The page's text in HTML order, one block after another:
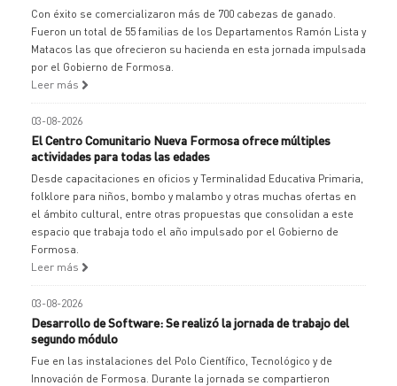
Con éxito se comercializaron más de 700 cabezas de ganado.
Fueron un total de 55 familias de los Departamentos Ramón Lista y
Matacos las que ofrecieron su hacienda en esta jornada impulsada
por el Gobierno de Formosa.
Leer más
03-08-2026
El Centro Comunitario Nueva Formosa ofrece múltiples
actividades para todas las edades
Desde capacitaciones en oficios y Terminalidad Educativa Primaria,
folklore para niños, bombo y malambo y otras muchas ofertas en
el ámbito cultural, entre otras propuestas que consolidan a este
espacio que trabaja todo el año impulsado por el Gobierno de
Formosa.
Leer más
03-08-2026
Desarrollo de Software: Se realizó la jornada de trabajo del
segundo módulo
Fue en las instalaciones del Polo Científico, Tecnológico y de
Innovación de Formosa. Durante la jornada se compartieron